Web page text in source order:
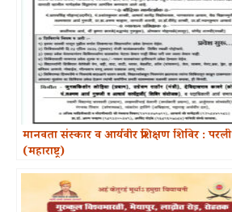
मानवता संस्कार व आर्यवीर प्रशिक्षण शिविर : परली
(महाराष्ट्र)